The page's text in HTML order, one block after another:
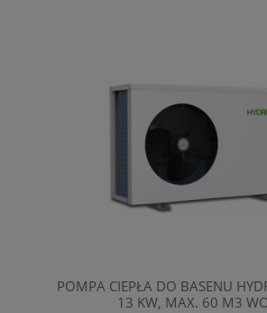
POMPA CIEPŁA DO BASENU
13 KW, MAX. 60 M3